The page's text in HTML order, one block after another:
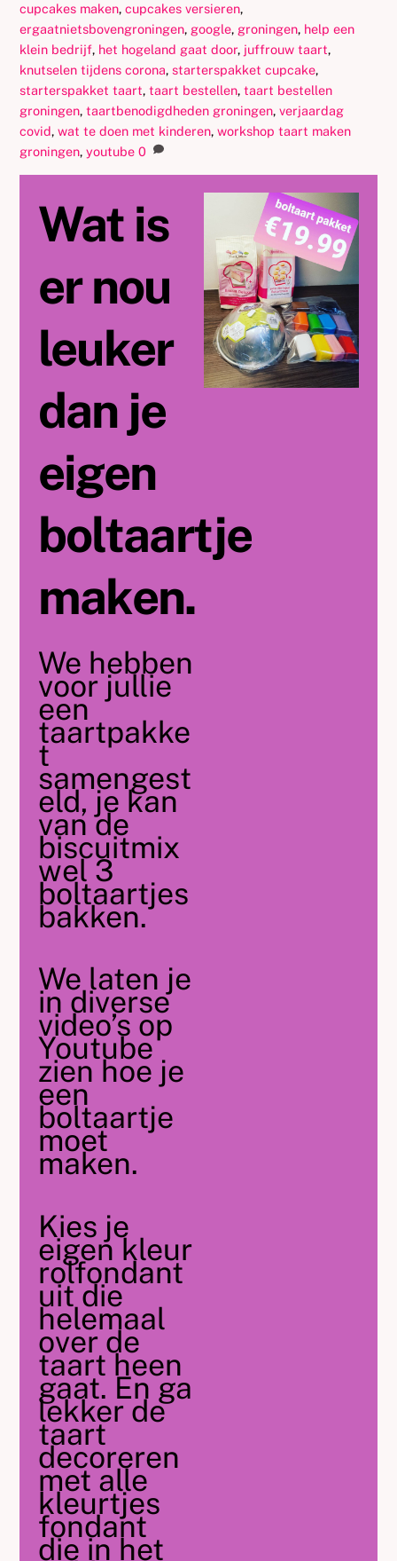
cupcakes maken,cupcakes versieren,
ergaatnietsbovengroningen, google, groningen, help een
klein bedrijf, het hogeland gaat door, juffrouw taart,
knutselen tijdens corona,starterspakket cupcake,
starterspakket taart,taart bestellen,taart bestellen
groningen,taartbenodigdheden groningen,verjaardag
covid,wat te doen met kinderen,workshop taart maken
groningen,youtube 0
Wat is
er nou
leuker
dan je
eigen
boltaartje
maken.
We hebben
voor jullie
een
taartpakke
t
samengest
eld, je kan
van de
biscuitmix
wel 3
boltaartjes
bakken.
We laten je
in diverse
video’s op
Youtube
zien hoe je
een
boltaartje
moet
maken.
Kies je
eigen kleur
rolfondant
uit die
helemaal
over de
taart heen
gaat. En ga
lekker de
taart
decoreren
met alle
kleurtjes
fondant
die in het